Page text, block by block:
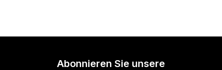
Abonnieren Sie unsere